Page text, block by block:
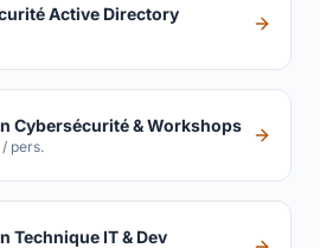
Active Directory
Cybersécurité & Workshops
pers.
Technique IT & Dev